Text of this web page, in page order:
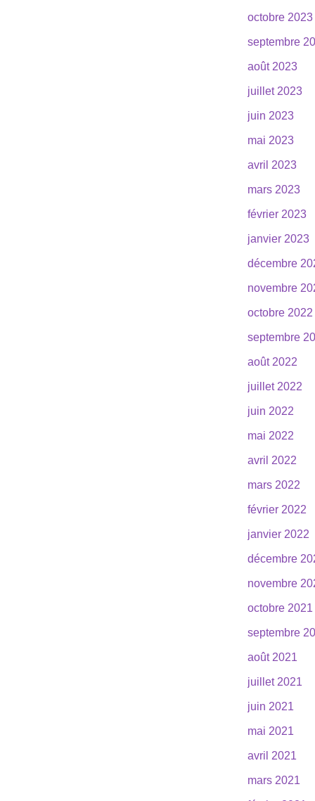
octobre 2023
septembre
août 2023
juillet 2023
juin 2023
mai 2023
avril 2023
mars 2023
février 2023
janvier 2023
décembre
novembre
octobre 2022
septembre
août 2022
juillet 2022
juin 2022
mai 2022
avril 2022
mars 2022
février 2022
janvier 2022
décembre
novembre
octobre 2021
septembre
août 2021
juillet 2021
juin 2021
mai 2021
avril 2021
mars 2021